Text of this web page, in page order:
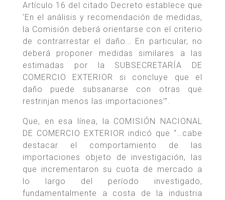
Artículo 16 del citado Decreto establece que
‘En el análisis y recomendación de medidas,
la Comisión deberá orientarse con el criterio
de contrarrestar el daño… En particular, no
deberá proponer medidas similares a las
estimadas por la SUBSECRETARÍA DE
COMERCIO EXTERIOR si concluye que el
daño puede subsanarse con otras que
restrinjan menos las importaciones’”.
Que, en esa línea, la COMISIÓN NACIONAL
DE COMERCIO EXTERIOR indicó que “…cabe
destacar el comportamiento de las
importaciones objeto de investigación, las
que incrementaron su cuota de mercado a
lo largo del período investigado,
fundamentalmente a costa de la industria